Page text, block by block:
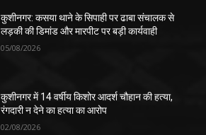
कुशीनगर: कसया थाने के सिपाही पर ढाबा संचालक से
लड़की की डिमांड और मारपीट पर बड़ी कार्यवाही
05/08/2026
कुशीनगर में 14 वर्षीय किशोर आदर्श चौहान की हत्या,
रंगदारी न देने का हत्या का आरोप
02/08/2026